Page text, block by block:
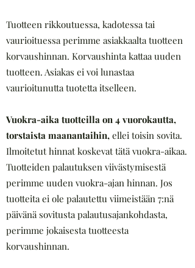
Tuotteen rikkoutuessa, kadotessa tai
vaurioituessa perimme asiakkaalta tuotteen
korvaushinnan. Korvaushinta kattaa uuden
tuotteen. Asiakas ei voi lunastaa
vaurioitunutta tuotetta itselleen.
Vuokra-aika tuotteilla on 4 vuorokautta,
torstaista maanantaihin, ellei toisin sovita.
Ilmoitetut hinnat koskevat tätä vuokra-aikaa.
Tuotteiden palautuksen viivästymisestä
perimme uuden vuokra-ajan hinnan. Jos
tuotteita ei ole palautettu viimeistään 7:nä
päivänä sovitusta palautusajankohdasta,
perimme jokaisesta tuotteesta
korvaushinnan.